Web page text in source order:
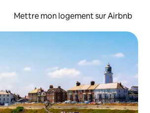
Mettre mon logement sur Airbnb